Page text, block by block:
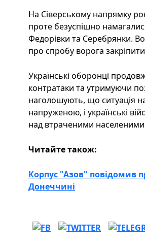
На Сіверському напрямку
проте безуспішно
Федорівки та Серебрянки.
про спробу ворога
Українські оборонці
контратаки та утримуючи
наголошують, що ситуація
напруженою, і українські
над втраченими
Читайте також:
Корпус "Азов" повідомив
Донеччині